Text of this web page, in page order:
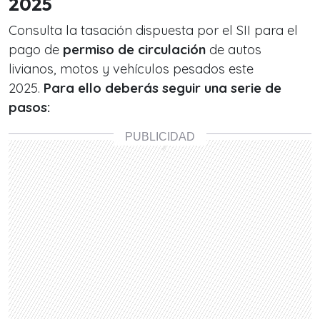
Consulta la tasación dispuesta por el SII para el
pago de permiso de circulación de autos
livianos, motos y vehículos pesados este
2025. Para ello deberás seguir una serie de
pasos: